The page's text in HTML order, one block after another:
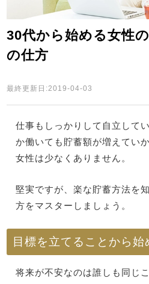
30代から始める女性
の仕方
最終更新日:2019-04-03
仕事もしっかりして自立して
か働いても貯蓄額が増えてい
女性は少なくありません。
堅実ですが、楽な貯蓄方法を
方をマスターしましょう。
目標を立てることから始
将来が不安なのは誰しも同じ